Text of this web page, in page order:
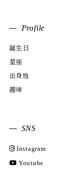
Profile
誕生日
星座
出身地
趣味
SNS
Instagram
Youtube